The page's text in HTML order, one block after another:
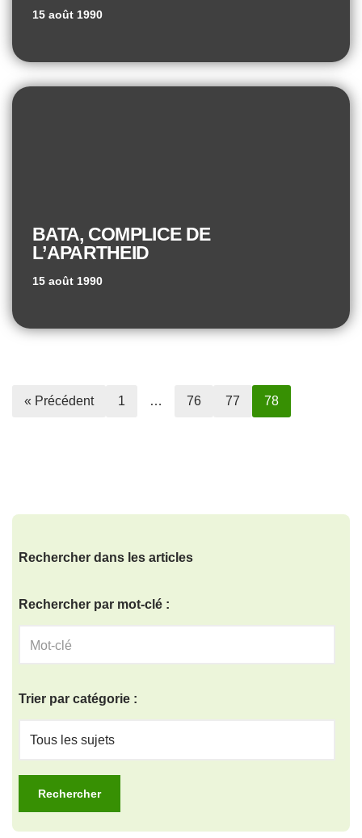
15 août 1990
BATA, COMPLICE DE
L’APARTHEID
15 août 1990
« Précédent 1 … 76 77 78
Rechercher dans les articles
Rechercher par mot-clé :
Trier par catégorie :